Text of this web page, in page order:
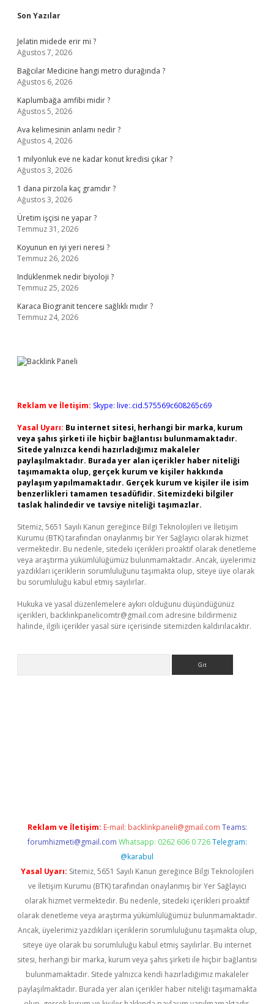
Sidebar
Son Yazılar
Jelatin midede erir mi ?
Ağustos 7, 2026
Bağcılar Medicine hangi metro durağında ?
Ağustos 6, 2026
Kaplumbağa amfibi midir ?
Ağustos 5, 2026
Ava kelimesinin anlamı nedir ?
Ağustos 4, 2026
1 milyonluk eve ne kadar konut kredisi çıkar ?
Ağustos 3, 2026
1 dana pirzola kaç gramdır ?
Ağustos 3, 2026
Üretim işçisi ne yapar ?
Temmuz 31, 2026
Koyunun en iyi yeri neresi ?
Temmuz 26, 2026
Indüklenmek nedir biyoloji ?
Temmuz 25, 2026
Karaca Biogranit tencere sağlıklı mıdır ?
Temmuz 24, 2026
Reklam ve İletişim: Skype: live:.cid.575569c608265c69
Yasal Uyarı: Bu internet sitesi, herhangi bir marka, kurum
veya şahıs şirketi ile hiçbir bağlantısı bulunmamaktadır.
Sitede yalnızca kendi hazırladığımız makaleler
paylaşılmaktadır. Burada yer alan içerikler haber niteliği
taşımamakta olup, gerçek kurum ve kişiler hakkında
paylaşım yapılmamaktadır. Gerçek kurum ve kişiler ile isim
benzerlikleri tamamen tesadüfidir. Sitemizdeki bilgiler
taslak halindedir ve tavsiye niteliği taşımazlar.
Sitemiz, 5651 Sayılı Kanun gereğince Bilgi Teknolojileri ve İletişim
Kurumu (BTK) tarafından onaylanmış bir Yer Sağlayıcı olarak hizmet
vermektedir. Bu nedenle, sitedeki içerikleri proaktif olarak denetleme
veya araştırma yükümlülüğümüz bulunmamaktadır. Ancak, üyelerimiz
yazdıkları içeriklerin sorumluluğunu taşımakta olup, siteye üye olarak
bu sorumluluğu kabul etmiş sayılırlar.
Hukuka ve yasal düzenlemelere aykırı olduğunu düşündüğünüz
içerikleri, backlinkpanelicomtr@gmail.com adresine bildirmeniz
halinde, ilgili içerikler yasal süre içerisinde sitemizden kaldırılacaktır.
Reklam ve İletişim: E-mail: backlinkpaneli@gmail.com Teams:
forumhizmeti@gmail.com Whatsapp: 0262 606 0 726 Telegram:
@karabul
Yasal Uyarı: Sitemiz, 5651 Sayılı Kanun gereğince Bilgi Teknolojileri
ve İletişim Kurumu (BTK) tarafından onaylanmış bir Yer Sağlayıcı
olarak hizmet vermektedir. Bu nedenle, sitedeki içerikleri proaktif
olarak denetleme veya araştırma yükümlülüğümüz bulunmamaktadır.
Ancak, üyelerimiz yazdıkları içeriklerin sorumluluğunu taşımakta olup,
siteye üye olarak bu sorumluluğu kabul etmiş sayılırlar. Bu internet
sitesi, herhangi bir marka, kurum veya şahıs şirketi ile hiçbir bağlantısı
bulunmamaktadır. Sitede yalnızca kendi hazırladığımız makaleler
paylaşılmaktadır. Burada yer alan içerikler haber niteliği taşımamakta